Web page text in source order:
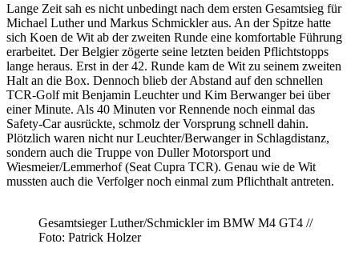
Lange Zeit sah es nicht unbedingt nach dem ersten Gesamtsieg für
Michael Luther und Markus Schmickler aus. An der Spitze hatte
sich Koen de Wit ab der zweiten Runde eine komfortable Führung
erarbeitet. Der Belgier zögerte seine letzten beiden Pflichtstopps
lange heraus. Erst in der 42. Runde kam de Wit zu seinem zweiten
Halt an die Box. Dennoch blieb der Abstand auf den schnellen
TCR-Golf mit Benjamin Leuchter und Kim Berwanger bei über
einer Minute. Als 40 Minuten vor Rennende noch einmal das
Safety-Car ausrückte, schmolz der Vorsprung schnell dahin.
Plötzlich waren nicht nur Leuchter/Berwanger in Schlagdistanz,
sondern auch die Truppe von Duller Motorsport und
Wiesmeier/Lemmerhof (Seat Cupra TCR). Genau wie de Wit
mussten auch die Verfolger noch einmal zum Pflichthalt antreten.
Gesamtsieger Luther/Schmickler im BMW M4 GT4 //
Foto: Patrick Holzer